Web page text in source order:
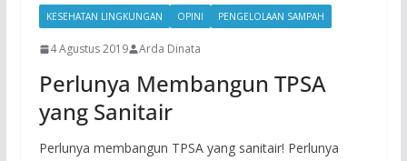
KESEHATAN LINGKUNGAN OPINI PENGELOLAAN SAMPAH
4 Agustus 2019 Arda Dinata
Perlunya Membangun TPSA
yang Sanitair
Perlunya membangun TPSA yang sanitair! Perlunya